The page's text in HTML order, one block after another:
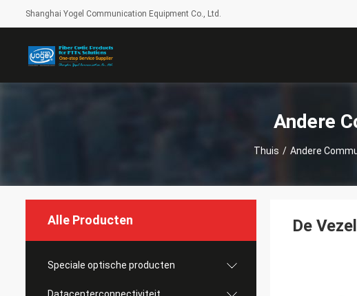
Shanghai Yogel Communication Equipment Co., Ltd.
Andere
Thuis / Andere
Alle Producten
Speciale optische producten
De